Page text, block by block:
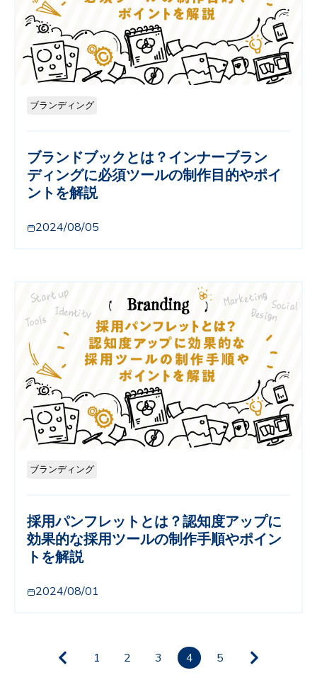
ブランディング
ブランドブックとは？インナーブラン
ディングに必須ツールの制作目的やポイ
ントを解説
2024/08/05
ブランディング
採用パンフレットとは？認知度アップに
効果的な採用ツールの制作手順やポイン
トを解説
2024/08/01
1 2 3 4 5